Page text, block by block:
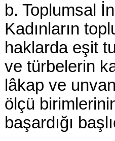
b. Toplumsal
Kadınların
haklarda eşit
ve türbelerin
lâkap ve
ölçü
başardığı